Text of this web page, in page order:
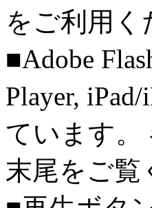
をご利用く
■Adobe
Player,
ています。
末尾をご覧